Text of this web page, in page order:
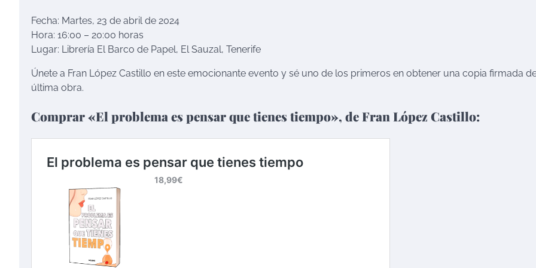
Fecha: Martes, 23 de abril de 2024
Hora: 16:00 – 20:00 horas
Lugar: Librería El Barco de Papel, El Sauzal, Tenerife
Únete a Fran López Castillo en este emocionante evento y sé uno de los primeros en obtener una copia firmada
última obra.
Comprar «El problema es pensar que tienes tiempo», de Fran López Castillo: